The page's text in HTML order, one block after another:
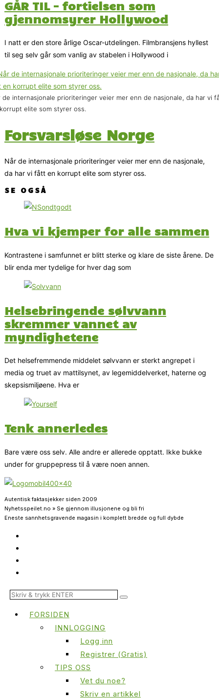
GÅR TIL – fortielsen som
gjennomsyrer Hollywood
I natt er den store årlige Oscar-utdelingen. Filmbransjens hyllest
til seg selv går som vanlig av stabelen i Hollywood i
de internasjonale prioriteringer veier mer enn de nasjonale, da har vi
elite som styrer oss.
Forsvarsløse Norge
Når de internasjonale prioriteringer veier mer enn de nasjonale,
da har vi fått en korrupt elite som styrer oss.
SE OGSÅ
Hva vi kjemper for alle sammen
Kontrastene i samfunnet er blitt sterke og klare de siste årene. De
blir enda mer tydelige for hver dag som
Helsebringende sølvvann
skremmer vannet av
myndighetene
Det helsefremmende middelet sølvvann er sterkt angrepet i
media og truet av mattilsynet, av legemiddelverket, haterne og
skepsismiljøene. Hva er
Tenk annerledes
Bare være oss selv. Alle andre er allerede opptatt. Ikke bukke
under for gruppepress til å være noen annen.
Autentisk faktasjekker siden 2009
Nyhetsspeilet.no » Se gjennom illusjonene og bli fri
Eneste sannhetsgravende magasin i komplett bredde og full dybde
FORSIDEN
INNLOGGING
Logg inn
Registrer (Gratis)
TIPS OSS
Vet du noe?
Skriv en artikkel